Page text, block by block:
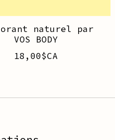
naturel par
VOS BODY
18,00$CA